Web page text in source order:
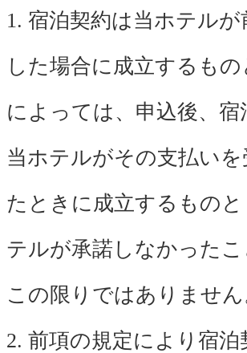
1. 宿泊契約は当ホテル
した場合に成立するも
によっては、申込後、
当ホテルがその支払い
たときに成立するもの
テルが承諾しなかった
この限りではありません
2. 前項の規定により宿